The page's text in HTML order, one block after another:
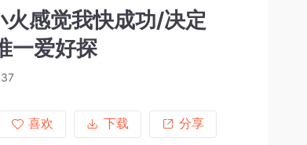
感觉我快成功/决定
一爱好探
37
喜欢
下载 分享